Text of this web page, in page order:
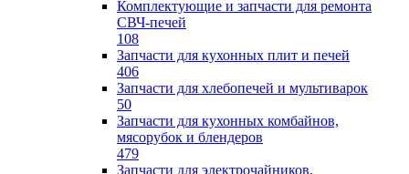
Комплектующие и запчасти для ремонта
СВЧ-печей
108
Запчасти для кухонных плит и печей
406
Запчасти для хлебопечей и мультиварок
50
Запчасти для кухонных комбайнов,
мясорубок и блендеров
479
Запчасти для электрочайников,